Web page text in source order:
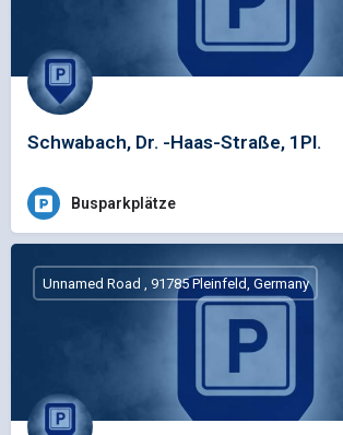
Schwabach, Dr. -Haas-Straße, 1Pl.
Busparkplätze
Unnamed Road , 91785 Pleinfeld, Germany